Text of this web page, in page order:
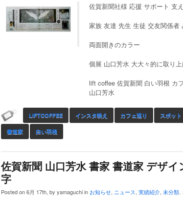
佐賀新聞社様 応援 サポート 支
家族 友達 先生 生徒 交友関係者
両面開きのカラー
個展 山口芳水 大大々的に取り上
lift coffee 佐賀新聞 白い羽根 カ
山口芳水
LIFTCOFFEE インスタ映え カフェ巡り スポット
書道家 白い羽根
佐賀新聞 山口芳水 書家 書道家 デザ
字
Posted on 6月 17th, by yamaguchi in お知らせ, ニュース, 実績紹介, 未分類.